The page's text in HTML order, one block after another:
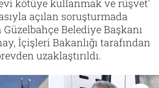
kötüye kullanmak ve rüşvet'
açılan soruşturmada
Belediye Başkanı
İçişleri Bakanlığı tarafından
uzaklaştırıldı.